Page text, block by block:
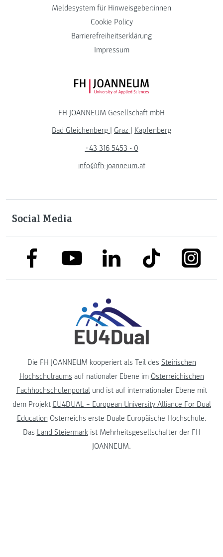
Meldesystem für Hinweisgeber:innen
Cookie Policy
Barrierefreiheitserklärung
Impressum
FH JOANNEUM Logo
FH JOANNEUM Gesellschaft mbH
Bad Gleichenberg
Graz
Kapfenberg
+43 316 5453 - 0
info@fh-joanneum.at
Social Media
link to facebooklink to youtubelink to linkedinlink to tiktok
Die FH JOANNEUM kooperiert als Teil des Steirischen
Hochschulraums auf nationaler Ebene im Österreichischen
Fachhochschulenportalund ist auf internationaler Ebene mit
dem Projekt EU4DUAL – European University Alliance For Dual
Education Österreichs erste Duale Europäische Hochschule.
Das Land Steiermarkist Mehrheitsgesellschafter der FH
JOANNEUM.